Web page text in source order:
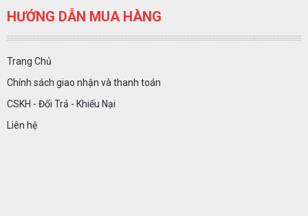
HƯỚNG DẪN MUA HÀNG
Trang Chủ
Chính sách giao nhận và thanh toán
CSKH - Đổi Trả - Khiếu Nại
Liên hệ